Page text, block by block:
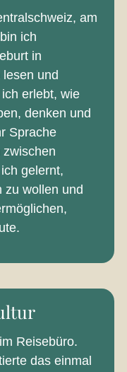
am
ich
in
und
erlebt, wie
denken und
Sprache
gelernt,
zu wollen und
Reisebüro.
das einmal